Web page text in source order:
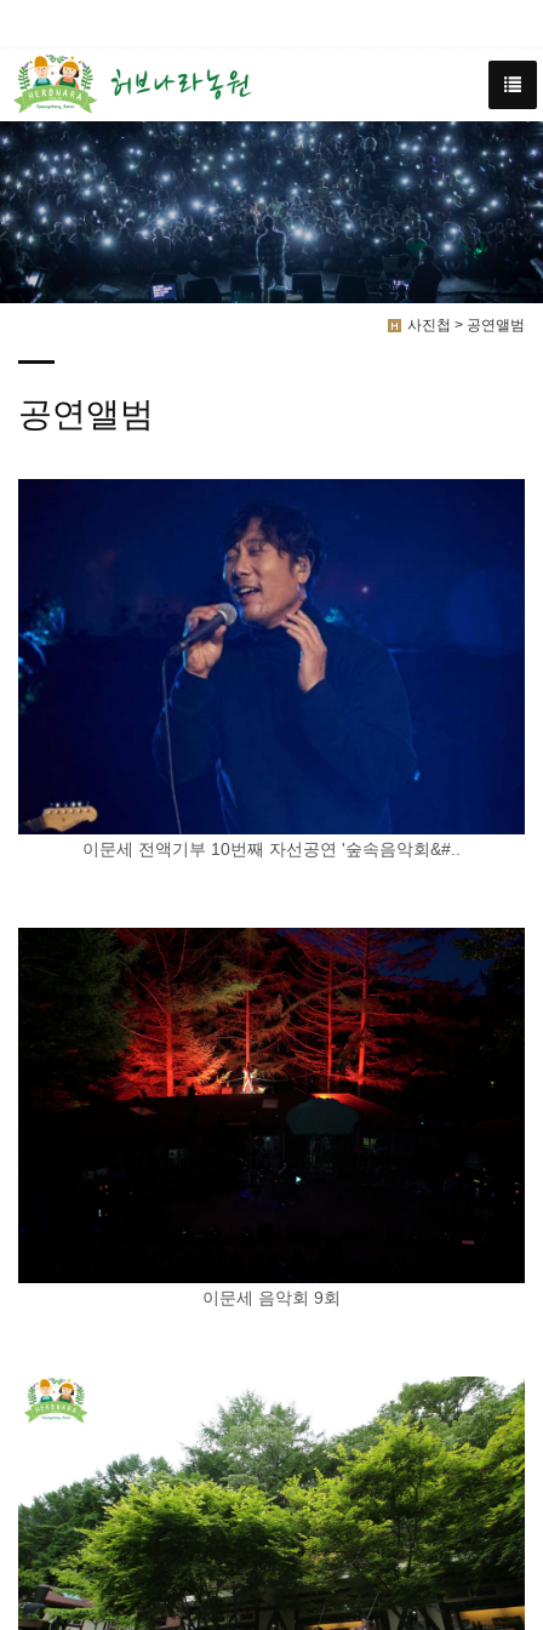
사진첩 > 공연앨범
공연앨범
이문세 전액기부 10번째 자선공연 '숲속음악회&#..
이문세 음악회 9회